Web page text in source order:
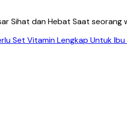
Sihat dan Hebat Saat